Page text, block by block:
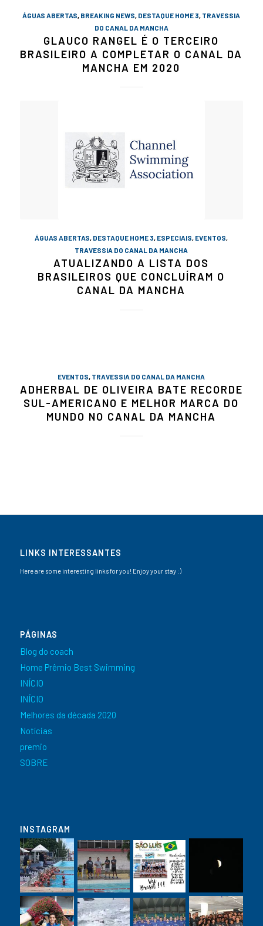
ÁGUAS ABERTAS BREAKING NEWS DESTAQUE HOME 3 TRAVESSIA
DO CANAL DA MANCHA
GLAUCO RANGEL É O TERCEIRO
BRASILEIRO A COMPLETAR O CANAL DA
MANCHA EM 2020
ÁGUAS ABERTAS DESTAQUE HOME 3 ESPECIAIS EVENTOS
TRAVESSIA DO CANAL DA MANCHA
ATUALIZANDO A LISTA DOS
BRASILEIROS QUE CONCLUÍRAM O
CANAL DA MANCHA
EVENTOS TRAVESSIA DO CANAL DA MANCHA
ADHERBAL DE OLIVEIRA BATE RECORDE
SUL-AMERICANO E MELHOR MARCA DO
MUNDO NO CANAL DA MANCHA
LINKS INTERESSANTES
Here are some interesting links for you! Enjoy your stay :)
PÁGINAS
Blog do coach
Home Prêmio Best Swimming
INÍCIO
INÍCIO
Melhores da década 2020
Notícias
premio
SOBRE
INSTAGRAM